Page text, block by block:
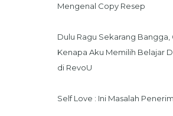
Mengenal Copy Resep
Dulu Ragu Sekarang Bangga,
Kenapa Aku Memilih Belajar
di RevoU
Self Love : Ini Masalah